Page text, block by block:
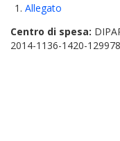
Allegato
Centro di spesa:
2014-1136-1420-129978